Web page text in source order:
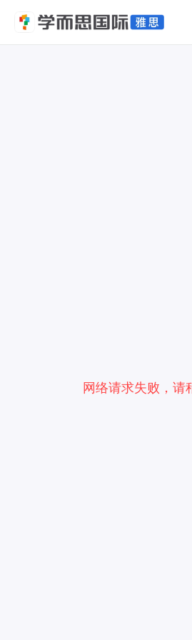
网络请求失败，请